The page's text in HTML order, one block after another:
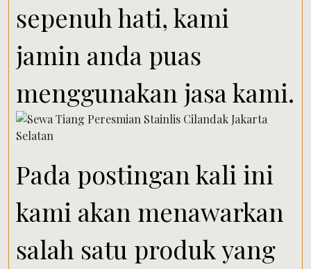
sepenuh hati, kami
jamin anda puas
menggunakan jasa kami.
Pada postingan kali ini
kami akan menawarkan
salah satu produk yang